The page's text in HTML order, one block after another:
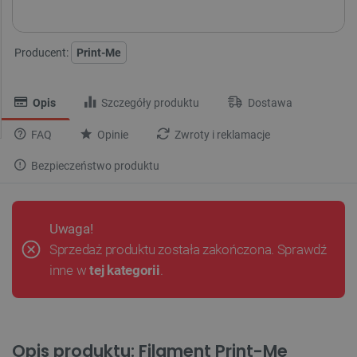
Producent: Print-Me
Opis Szczegóły produktu Dostawa
FAQ Opinie Zwroty i reklamacje
Bezpieczeństwo produktu
Uwaga!
Sprzedaż produktu została zakończona. Sprawdź
inne wtej kategorii.
Opis produktu: Filament Print-Me